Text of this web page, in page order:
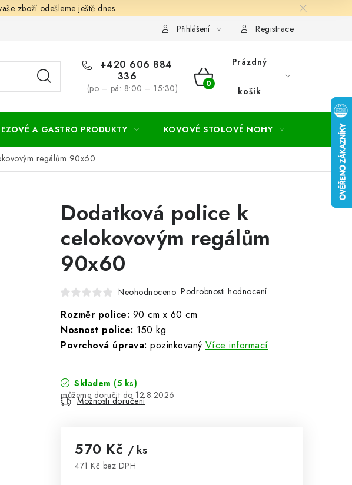
zboží odešleme ještě dnes.
Obchodní a dodací podmínky Ochrana osobních údajú
Přihlášení Registrace
+420 606 884
336
(po – pá: 8:00 – 15:30)
NÁKUPNÍ
Prázdný
košík
A GASTRO PRODUKTY KOVOVÉ STOLOVÉ NOHY
regálům 90x60
Dodatková police k
celokovovým regálům
90x60
Neohodnoceno Podrobnosti hodnocení
Rozměr police: 90 cm x 60 cm
Nosnost police: 150 kg
Povrchová úprava: pozinkovaný Více informací
Skladem (5 ks)
12.8.2026
Možnosti doručení
570 Kč / ks
471 Kč bez DPH